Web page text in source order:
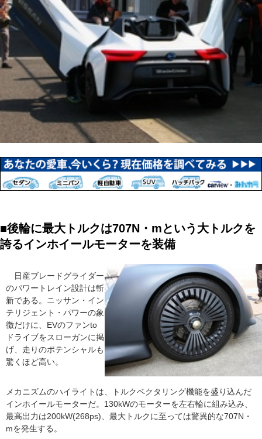
■後輪に最大トルクは707N・mという大トルクを
誇るインホイールモーターを装備
日産ブレードグライダー
のパワートレイン設計は斬
新である。ニッサン・イン
テリジェント・パワーの象
徴だけに、EVのファンto
ドライブをスローガンに掲
げ、走りのポテンシャルも
驚くほど高い。
メカニズムのハイライトは、トルクベクタリング機能を盛り込んだ
インホイールモーターだ。130kWのモーターを左右輪に組み込み、
最高出力は200kW(268ps)、最大トルクに至っては驚異的な707N・
mを発生する。